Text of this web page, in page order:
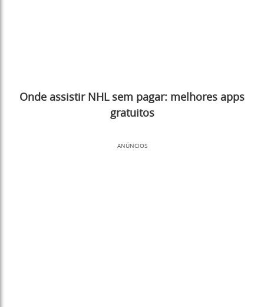
Onde assistir NHL sem pagar: melhores apps
gratuitos
ANÚNCIOS